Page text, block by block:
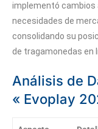
implementó cambios
necesidades de
consolidando su
de tragamonedas en
Análisis de
« Evoplay